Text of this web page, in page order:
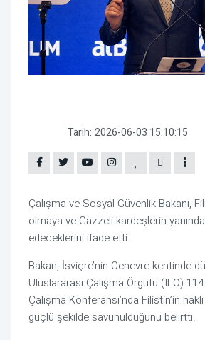
Tarih: 2026-06-03 15:10:15
Çalışma ve Sosyal Güvenlik Bakanı,
olmaya ve Gazzeli kardeşlerin
edeceklerini ifade etti.
Bakan, İsviçre’nin Cenevre kentinde
Uluslararası Çalışma Örgütü (ILO)
Çalışma Konferansı’nda Filistin’in
güçlü şekilde savunulduğunu belirtti.